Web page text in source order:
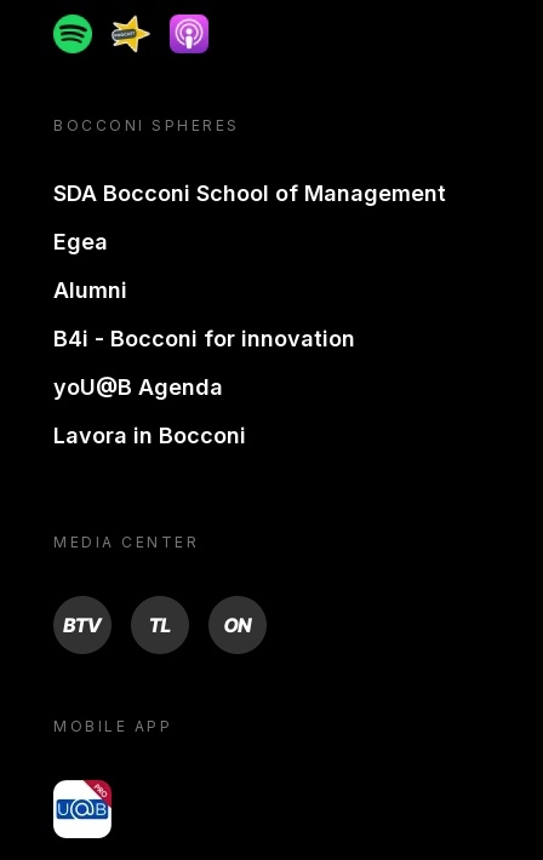
SpotifySpreakerApple podcast
BOCCONI SPHERES
SDA Bocconi School of Management
Egea
Alumni
B4i - Bocconi for innovation
yoU@B Agenda
Lavora in Bocconi
MEDIA CENTER
BTV TL ON
MOBILE APP
yoU@B